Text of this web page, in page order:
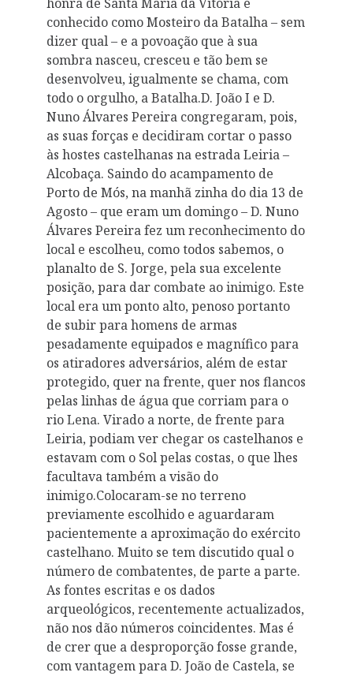
conhecido como Mosteiro da Batalha – sem
dizer qual – e a povoação que à sua
sombra nasceu, cresceu e tão bem se
desenvolveu, igualmente se chama, com
todo o orgulho, a Batalha.D. João I e D.
Nuno Álvares Pereira congregaram, pois,
as suas forças e decidiram cortar o passo
às hostes castelhanas na estrada Leiria –
Alcobaça. Saindo do acampamento de
Porto de Mós, na manhã­ zinha do dia 13 de
Agosto – que eram um domingo – D. Nuno
Álvares Pereira fez um reconhecimento do
local e escolheu, como todos sabemos, o
planalto de S. Jorge, pela sua excelente
posição, para dar combate ao inimigo. Este
local era um ponto alto, penoso portanto
de subir para homens de armas
pesadamente equipados e magnífico para
os atiradores adversários, além de estar
protegido, quer na frente, quer nos flancos
pelas linhas de água que corriam para o
rio Lena. Virado a norte, de frente para
Leiria, podiam ver chegar os castelhanos e
estavam com o Sol pelas costas, o que lhes
facultava também a visão do
inimigo.Colocaram-se no terreno
previamente escolhido e aguardaram
pacientemente a aproximação do exército
castelhano. Muito se tem discutido qual o
número de combatentes, de parte a parte.
As fontes escritas e os dados
arqueológicos, recentemente actualizados,
não nos dão números coincidentes. Mas é
de crer que a desproporção fosse grande,
com vantagem para D. João de Castela, se